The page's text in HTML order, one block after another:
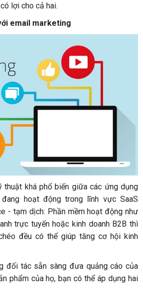
lợi cho cả hai.
email marketing
thuật khá phổ biến giữa các ứng dụng
hoạt động trong lĩnh vực SaaS
- tạm dịch: Phần mềm hoạt động như
trực tuyến hoặc kinh doanh B2B thì
đều có thể giúp tăng cơ hội kinh
đối tác sẵn sàng đưa quảng cáo của
phẩm của họ, bạn có thể áp dụng hai